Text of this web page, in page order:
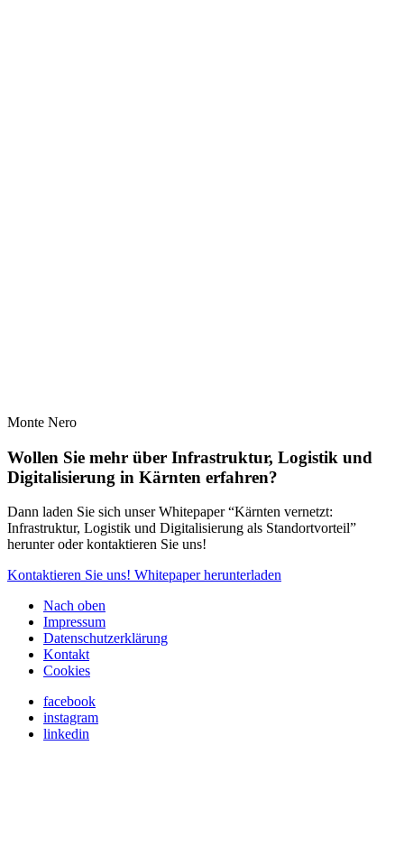
Monte Nero
Wollen Sie mehr über Infrastruktur, Logistik und
Digitalisierung in Kärnten erfahren?
Dann laden Sie sich unser Whitepaper “Kärnten vernetzt:
Infrastruktur, Logistik und Digitalisierung als Standortvorteil”
herunter oder kontaktieren Sie uns!
Kontaktieren Sie uns! Whitepaper herunterladen
Nach oben
Impressum
Datenschutzerklärung
Kontakt
Cookies
facebook
instagram
linkedin